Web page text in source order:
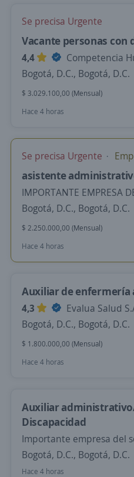
Se precisa Urgente
Vacante personas con
4,4
Competencia
Bogotá, D.C., Bogotá, D.C.
$ 3.029.100,00 (Mensual)
Hace 4 horas
Se precisa Urgente
asistente
IMPORTANTE EMPRESA
Bogotá, D.C., Bogotá, D.C.
$ 2.250.000,00 (Mensual)
Hace 4 horas
Auxiliar de
4,3
Evalua Salud
Bogotá, D.C., Bogotá, D.C.
$ 1.800.000,00 (Mensual)
Hace 4 horas
Auxiliar
Discapacidad
Importante empresa del
Bogotá, D.C., Bogotá, D.C.
Hace 4 horas